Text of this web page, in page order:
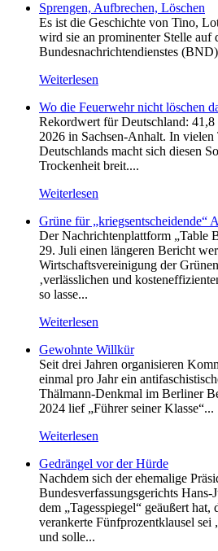
Sprengen, Aufbrechen, Löschen
Es ist die Geschichte von Tino,
wird sie an prominenter Stelle auf
Bundesnachrichtendienstes
Weiterlesen
Wo die Feuerwehr nicht löschen
Rekordwert für Deutschland: 41,8
2026 in Sachsen-Anhalt. In vielen
Deutschlands macht sich diesen
Trockenheit breit....
Weiterlesen
Grüne für „kriegsentscheidende“
Der Nachrichtenplattform „Table
29. Juli einen längeren Bericht
Wirtschaftsvereinigung der
‚verlässlichen und
so lasse...
Weiterlesen
Gewohnte Willkür
Seit drei Jahren organisieren
einmal pro Jahr ein
Thälmann-Denkmal im Berliner
2024 lief „Führer seiner Klasse“...
Weiterlesen
Gedrängel vor der Hürde
Nachdem sich der ehemalige
Bundesverfassungsgerichts Hans-
dem „Tagesspiegel“ geäußert hat,
verankerte Fünfprozentklausel sei
und solle...